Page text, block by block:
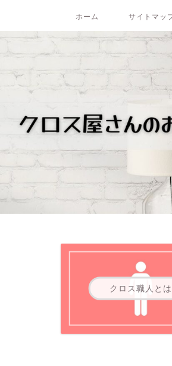
ホーム サイトマッ
クロス職人とは